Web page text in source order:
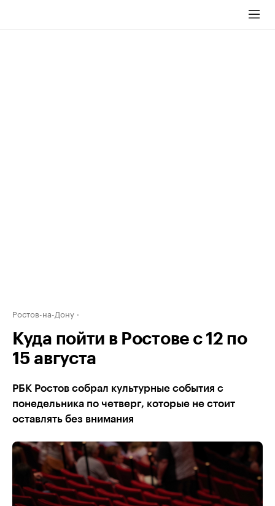
Ростов-на-Дону
Куда пойти в Ростове с 12 по
15 августа
РБК Ростов собрал культурные события с
понедельника по четверг, которые не стоит
оставлять без внимания